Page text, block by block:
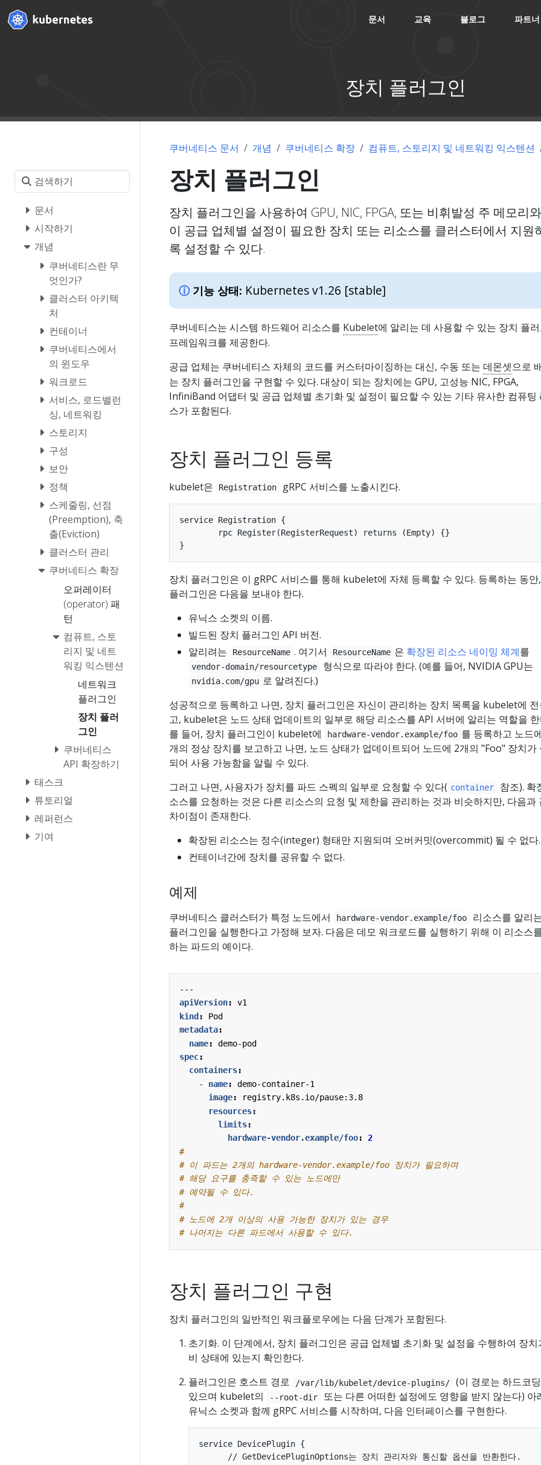
문서 교육 블로그 파트너
장치 플러그인
문서
시작하기
개념
쿠버네티스란 무
엇인가?
클러스터 아키텍
처
컨테이너
쿠버네티스에서
의 윈도우
워크로드
서비스, 로드밸런
싱, 네트워킹
스토리지
구성
보안
정책
스케줄링, 선점
(Preemption), 축
출(Eviction)
클러스터 관리
쿠버네티스 확장
오퍼레이터
(operator) 패
턴
컴퓨트, 스토
리지 및 네트
워킹 익스텐션
네트워크
플러그인
장치 플러
그인
쿠버네티스
API 확장하기
태스크
튜토리얼
레퍼런스
기여
쿠버네티스 문서 개념 쿠버네티스 확장 컴퓨트, 스토리지 및 네트워킹 익스텐션
장치 플러그인
장치 플러그인을 사용하여 GPU, NIC, FPGA, 또는 비휘발성 주 메모리
이 공급 업체별 설정이 필요한 장치 또는 리소스를 클러스터에서 지원
록 설정할 수 있다.
기능 상태: Kubernetes v1.26 [stable]
쿠버네티스는 시스템 하드웨어 리소스를 Kubelet에 알리는 데 사용할 수 있는 장치 플
프레임워크를 제공한다.
공급 업체는 쿠버네티스 자체의 코드를 커스터마이징하는 대신, 수동 또는 데몬셋으로
는 장치 플러그인을 구현할 수 있다. 대상이 되는 장치에는 GPU, 고성능 NIC, FPGA,
InfiniBand 어댑터 및 공급 업체별 초기화 및 설정이 필요할 수 있는 기타 유사한 컴퓨팅
스가 포함된다.
장치 플러그인 등록
kubelet은 Registration gRPC 서비스를 노출시킨다.
service Registration {
장치 플러그인은 이 gRPC 서비스를 통해 kubelet에 자체 등록할 수 있다. 등록하는 동안
플러그인은 다음을 보내야 한다.
유닉스 소켓의 이름.
빌드된 장치 플러그인 API 버전.
알리려는
ResourceName . 여기서 ResourceName 은 확장된 리소스 네이밍 체계를
vendor-domain/resourcetype 형식으로 따라야 한다. (예를 들어, NVIDIA GPU는
nvidia.com/gpu 로 알려진다.)
성공적으로 등록하고 나면, 장치 플러그인은 자신이 관리하는 장치 목록을 kubelet에
고, kubelet은 노드 상태 업데이트의 일부로 해당 리소스를 API 서버에 알리는 역할을
를 들어, 장치 플러그인이 kubelet에
hardware-vendor.example/foo 를 등록하고 노드
개의 정상 장치를 보고하고 나면, 노드 상태가 업데이트되어 노드에 2개의 "Foo" 장치가
되어 사용 가능함을 알릴 수 있다.
그러고 나면, 사용자가 장치를 파드 스펙의 일부로 요청할 수 있다( container
참조). 확
소스를 요청하는 것은 다른 리소스의 요청 및 제한을 관리하는 것과 비슷하지만, 다음과
차이점이 존재한다.
확장된 리소스는 정수(integer) 형태만 지원되며 오버커밋(overcommit) 될 수 없다.
컨테이너간에 장치를 공유할 수 없다.
예제
쿠버네티스 클러스터가 특정 노드에서 hardware-vendor.example/foo
리소스를 알리
플러그인을 실행한다고 가정해 보자. 다음은 데모 워크로드를 실행하기 위해 이 리소스
하는 파드의 예이다.
---
apiVersion:
v1
kind :
Pod
metadata:
name:
demo-pod
spec:
containers:
- name:
demo-container-1
image:
registry.k8s.io/pause:3.8
resources:
limits:
hardware-vendor.example/foo:
2
#
# 이 파드는 2개의 hardware-vendor.example/foo 장치가 필요하며
# 해당 요구를 충족할 수 있는 노드에만
# 예약될 수 있다.
#
# 노드에 2개 이상의 사용 가능한 장치가 있는 경우
# 나머지는 다른 파드에서 사용할 수 있다.
장치 플러그인 구현
장치 플러그인의 일반적인 워크플로우에는 다음 단계가 포함된다.
초기화. 이 단계에서, 장치 플러그인은 공급 업체별 초기화 및 설정을 수행하여 장치
비 상태에 있는지 확인한다.
플러그인은 호스트 경로
/var/lib/kubelet/device-plugins/
(이 경로는 하드코
있으며 kubelet의
--root-dir
또는 다른 어떠한 설정에도 영향을 받지 않는다) 아
유닉스 소켓과 함께 gRPC 서비스를 시작하며, 다음 인터페이스를 구현한다.
service DevicePlugin {
      // GetDevicePluginOptions는 장치 관리자와 통신할 옵션을 반환한다.